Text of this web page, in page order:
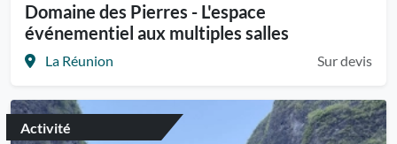
Domaine des Pierres - L'espace
événementiel aux multiples salles
La Réunion Sur devis
Activité